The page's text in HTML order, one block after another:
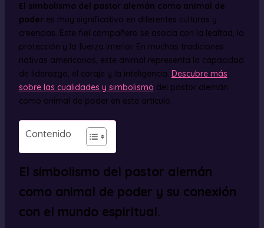
El simbolismo del pastor alemán como animal de
poder es muy significativo en diferentes culturas y
creencias. Este fiel compañero se asocia con la lealtad, la
protección y la fuerza interior. En muchas tradiciones
nativas americanas, este animal representa la capacidad
de liderazgo, el coraje y la inteligencia. Descubre más
sobre las cualidades y simbolismo del pastor alemán
como animal de poder en este artículo.
Contenido
El simbolismo del pastor alemán
como animal de poder y su conexión
con el mundo espiritual.